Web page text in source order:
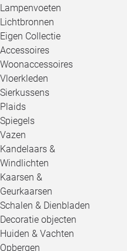
Lampenvoeten
Lichtbronnen
Eigen Collectie
Accessoires
Woonaccessoires
Vloerkleden
Sierkussens
Plaids
Spiegels
Vazen
Kandelaars &
Windlichten
Kaarsen &
Geurkaarsen
Schalen & Dienbladen
Decoratie objecten
Huiden & Vachten
Opbergen